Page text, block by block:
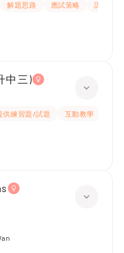
解題思路 應試策略
課程設計
中三)
供練習題/試題 互動教學